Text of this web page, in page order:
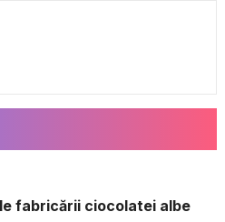
fabricării ciocolatei albe